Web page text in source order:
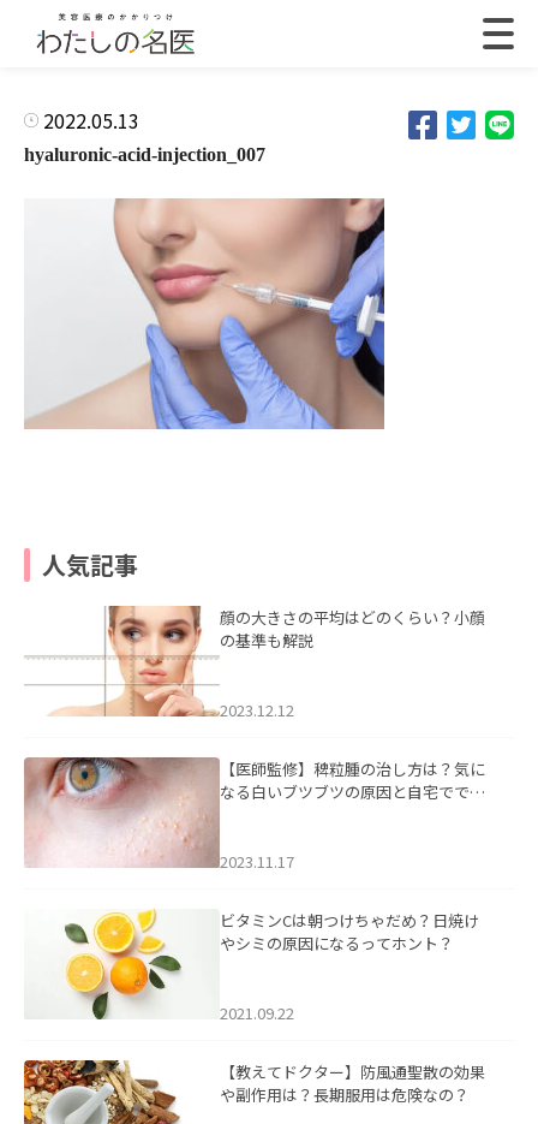
2022.05.13
hyaluronic-acid-injection_007
人気記事
顔の大きさの平均はどのくらい？小顔
の基準も解説
2023.12.12
【医師監修】稗粒腫の治し方は？気に
なる白いブツブツの原因と自宅ででき
2023.11.17
ビタミンCは朝つけちゃだめ？日焼け
やシミの原因になるってホント？
2021.09.22
【教えてドクター】防風通聖散の効果
や副作用は？長期服用は危険なの？